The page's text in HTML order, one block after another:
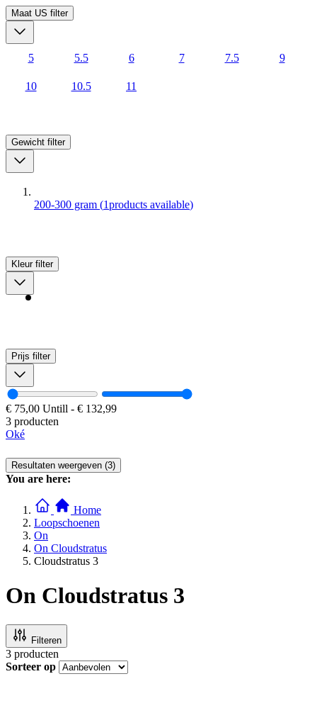
Maat US filter
5 5.5 6 7 7.5 9
10 10.5 11
Gewicht filter
200-300 gram (1products available)
Kleur filter
Prijs filter
€ 75,00 Untill - € 132,99
3 producten
Oké
Resultaten weergeven (3)
You are here:
Home
Loopschoenen
On
On Cloudstratus
Cloudstratus 3
On Cloudstratus 3
Filteren
3 producten
Sorteer op